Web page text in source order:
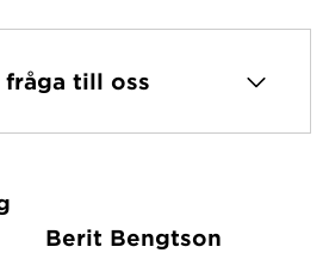
fråga till oss
Berit Bengtson